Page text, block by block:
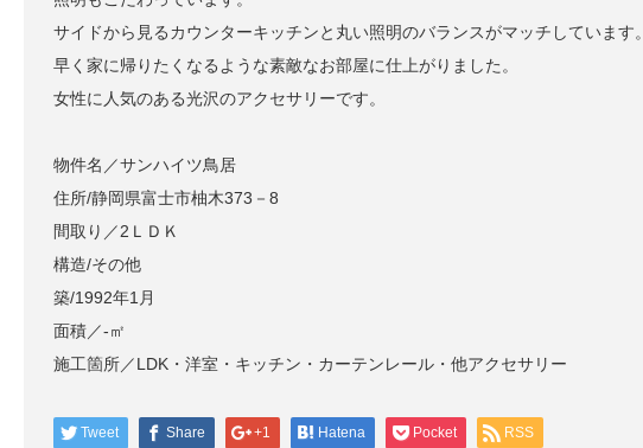
サイドから見るカウンターキッチンと丸い照明のバランスがマッチしています。
早く家に帰りたくなるような素敵なお部屋に仕上がりました。
女性に人気のある光沢のアクセサリーです。
物件名／サンハイツ鳥居
住所/静岡県富士市柚木373－8
間取り／2ＬＤＫ
構造/その他
築/1992年1月
面積／-㎡
施工箇所／LDK・洋室・キッチン・カーテンレール・他アクセサリー
Tweet Share +1 Hatena Pocket RSS